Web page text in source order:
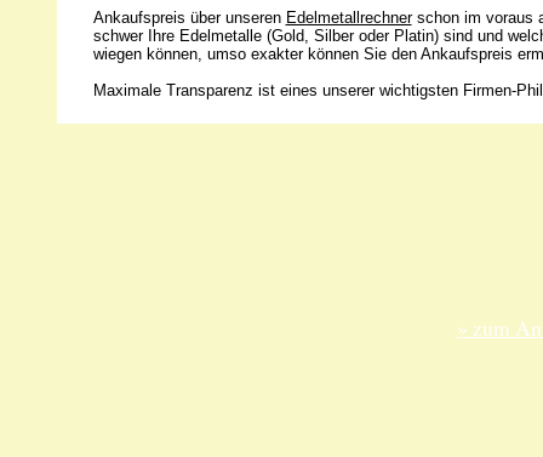
Ankaufspreis über unseren Edelmetallrechnerschon im voraus
schwer Ihre Edelmetalle (Gold, Silber oder Platin) sind und
wiegen können, umso exakter können Sie den Ankaufspreis
Maximale Transparenz ist eines unserer wichtigsten Firmen-
» zum